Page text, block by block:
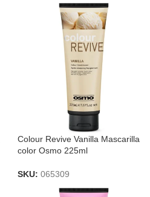
Colour Revive Vanilla Mascarilla
color Osmo 225ml
SKU: 065309